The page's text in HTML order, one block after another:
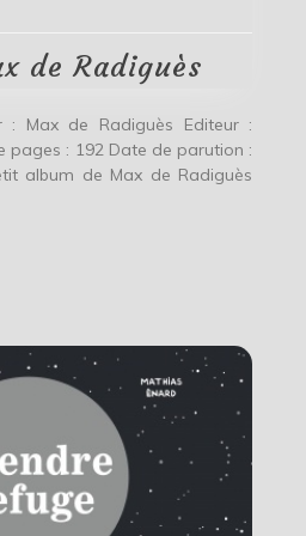
de Radiguès
Max de Radiguès Editeur :
pages : 192 Date de parution :
de Max de Radiguès